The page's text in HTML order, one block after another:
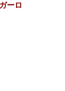
ーロ